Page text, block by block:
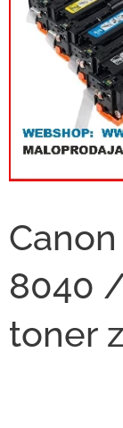
8040
toner